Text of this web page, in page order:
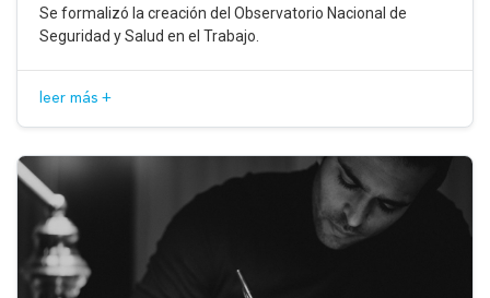
Se formalizó la creación del Observatorio Nacional de
Seguridad y Salud en el Trabajo.
leer más +